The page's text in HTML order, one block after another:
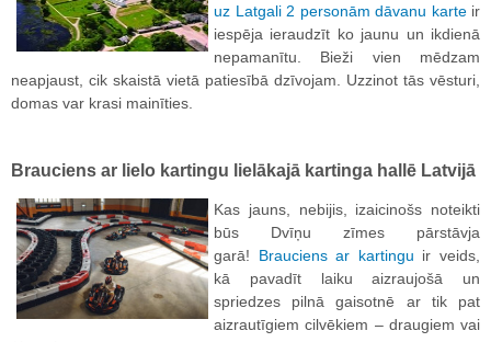
uz Latgali 2 personām dāvanu karteir
iespēja ieraudzīt ko jaunu un ikdienā
nepamanītu. Bieži vien mēdzam
neapjaust, cik skaistā vietā patiesībā dzīvojam. Uzzinot tās vēsturi,
domas var krasi mainīties.
Brauciens ar lielo kartingu lielākajā kartinga hallē Latvijā
Kas jauns, nebijis, izaicinošs noteikti
būs Dvīņu zīmes pārstāvja
garā! Brauciens ar kartingu ir veids,
kā pavadīt laiku aizraujošā un
spriedzes pilnā gaisotnē ar tik pat
aizrautīgiem cilvēkiem – draugiem vai